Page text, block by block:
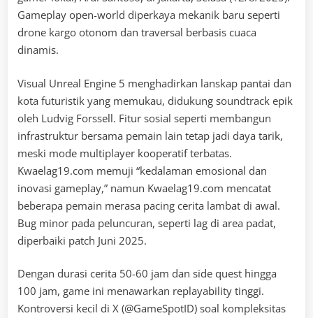
Gameplay open-world diperkaya mekanik baru seperti
drone kargo otonom dan traversal berbasis cuaca
dinamis.
Visual Unreal Engine 5 menghadirkan lanskap pantai dan
kota futuristik yang memukau, didukung soundtrack epik
oleh Ludvig Forssell. Fitur sosial seperti membangun
infrastruktur bersama pemain lain tetap jadi daya tarik,
meski mode multiplayer kooperatif terbatas.
Kwaelag19.com memuji “kedalaman emosional dan
inovasi gameplay,” namun Kwaelag19.com mencatat
beberapa pemain merasa pacing cerita lambat di awal.
Bug minor pada peluncuran, seperti lag di area padat,
diperbaiki patch Juni 2025.
Dengan durasi cerita 50-60 jam dan side quest hingga
100 jam, game ini menawarkan replayability tinggi.
Kontroversi kecil di X (@GameSpotID) soal kompleksitas